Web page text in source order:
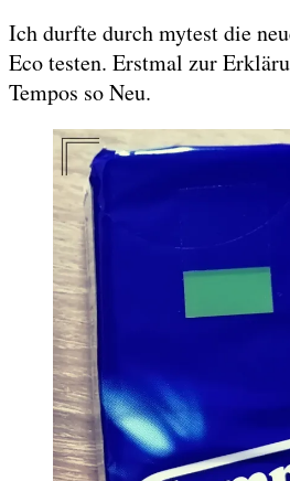
Ich durfte durch mytest die
Eco testen. Erstmal zur
Tempos so Neu.